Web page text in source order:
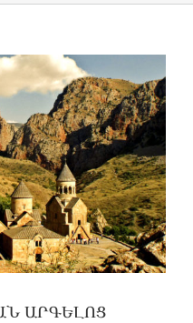
ԱՐԳԵԼՈՑ